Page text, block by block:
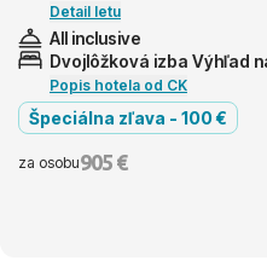
Detail letu
All inclusive
Dvojlôžková izba Výhľad
Popis hotela od CK
Špeciálna zľava - 100 €
za osobu905 €